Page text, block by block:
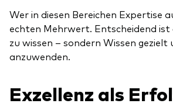
Wer in diesen Bereichen Expertise
echten Mehrwert. Entscheidend ist
zu wissen – sondern Wissen
anzuwenden.
Exzellenz als